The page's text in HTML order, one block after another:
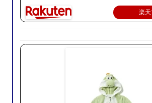
楽天